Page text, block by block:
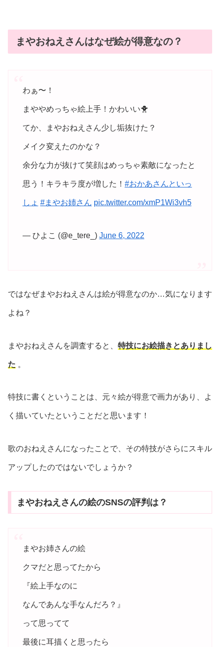
まやおねえさんはなぜ絵が得意なの？
わぁ〜！
まややめっちゃ絵上手！かわいい🐥
てか、まやおねえさん少し垢抜けた？
メイク変えたのかな？
余分な力が抜けて笑顔はめっちゃ素敵になったと
思う！キラキラ度が増した！ #おかあさんといっ
しょ #まやお姉さん pic.twitter.com/xmP1Wi3vh5
— ひよこ (@e_tere_) June 6, 2022
ではなぜまやおねえさんは絵が得意なのか…気になります
よね？
まやおねえさんを調査すると、 特技にお絵描きとありまし
た 。
特技に書くということは、元々絵が得意で画力があり、よ
く描いていたということだと思います！
歌のおねえさんになったことで、その特技がさらにスキル
アップしたのではないでしょうか？
まやおねえさんの絵のSNSの評判は？
まやお姉さんの絵
クマだと思ってたから
『絵上手なのに
なんであんな手なんだろ？』
って思ってて
最後に耳描くと思ったら